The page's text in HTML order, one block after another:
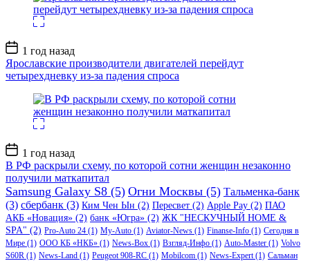
Дата
записи
1 год назад
Ярославские производители двигателей перейдут
четырехдневку из-за падения спроса
Дата
записи
1 год назад
В РФ раскрыли схему, по которой сотни женщин незаконно
получили маткапитал
Samsung Galaxy S8 (5) Огни Москвы (5) Тальменка-банк
(3) сбербанк (3) Ким Чен Ын (2) Пересвет (2) Apple Pay (2) ПАО
АКБ «Новация» (2) банк «Югра» (2) ЖК "НЕСКУЧНЫЙ HOME &
SPA" (2) Pro-Auto 24 (1) My-Auto (1) Aviator-News (1) Finanse-Info (1) Сегодня в
Мире (1) ООО КБ «НКБ» (1) News-Box (1) Взгляд-Инфо (1) Auto-Master (1) Volvo
S60R (1) News-Land (1) Peugeot 908-RC (1) Mobilcom (1) News-Expert(1) Сальман